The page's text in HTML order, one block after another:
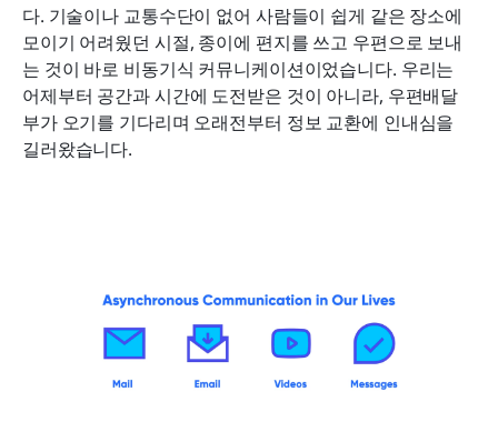
다. 기술이나 교통수단이 없어 사람들이 쉽게 같은 장소에
모이기 어려웠던 시절, 종이에 편지를 쓰고 우편으로 보내
는 것이 바로 비동기식 커뮤니케이션이었습니다. 우리는
어제부터 공간과 시간에 도전받은 것이 아니라, 우편배달
부가 오기를 기다리며 오래전부터 정보 교환에 인내심을
길러왔습니다.